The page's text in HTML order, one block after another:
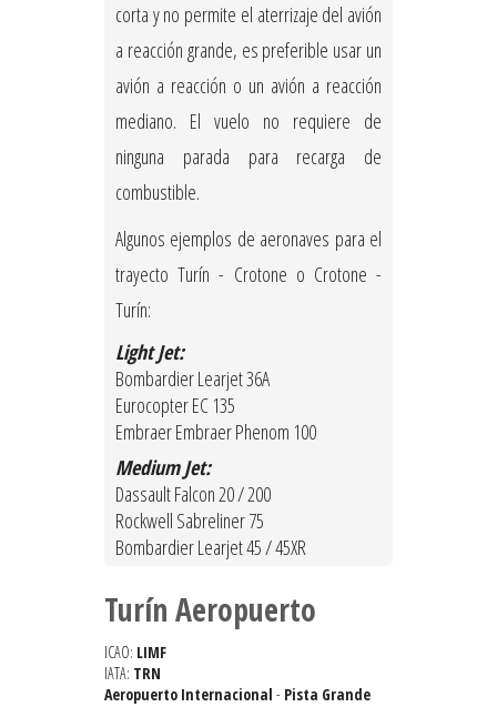
corta y no permite el aterrizaje del avión
a reacción grande, es preferible usar un
avión a reacción o un avión a reacción
mediano. El vuelo no requiere de
ninguna parada para recarga de
combustible.
Algunos ejemplos de aeronaves para el
trayecto Turín - Crotone o Crotone -
Turín:
Light Jet:
Bombardier Learjet 36A
Eurocopter EC 135
Embraer Embraer Phenom 100
Medium Jet:
Dassault Falcon 20 / 200
Rockwell Sabreliner 75
Bombardier Learjet 45 / 45XR
Turín Aeropuerto
ICAO: LIMF
IATA: TRN
Aeropuerto Internacional - Pista Grande